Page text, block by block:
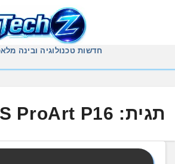
חדשות טכנולוגיה ובינה
תגית: ProArt P16